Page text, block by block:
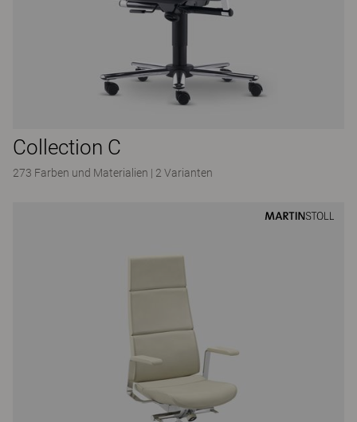
Collection C
273 Farben und Materialien | 2 Varianten